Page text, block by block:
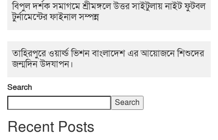
বিপুল দর্শক সমাগমে শ্রীমঙ্গলে উত্তর সাইটুলায় নাইট ফুটবল
টুর্নামেন্টের ফাইনাল সম্পন্ন
তাহিরপুরে ওয়ার্ল্ড ভিশন বাংলাদেশ এর আয়োজনে শিশুদের
জন্মদিন উদযাপন।
Search
Search
Recent Posts